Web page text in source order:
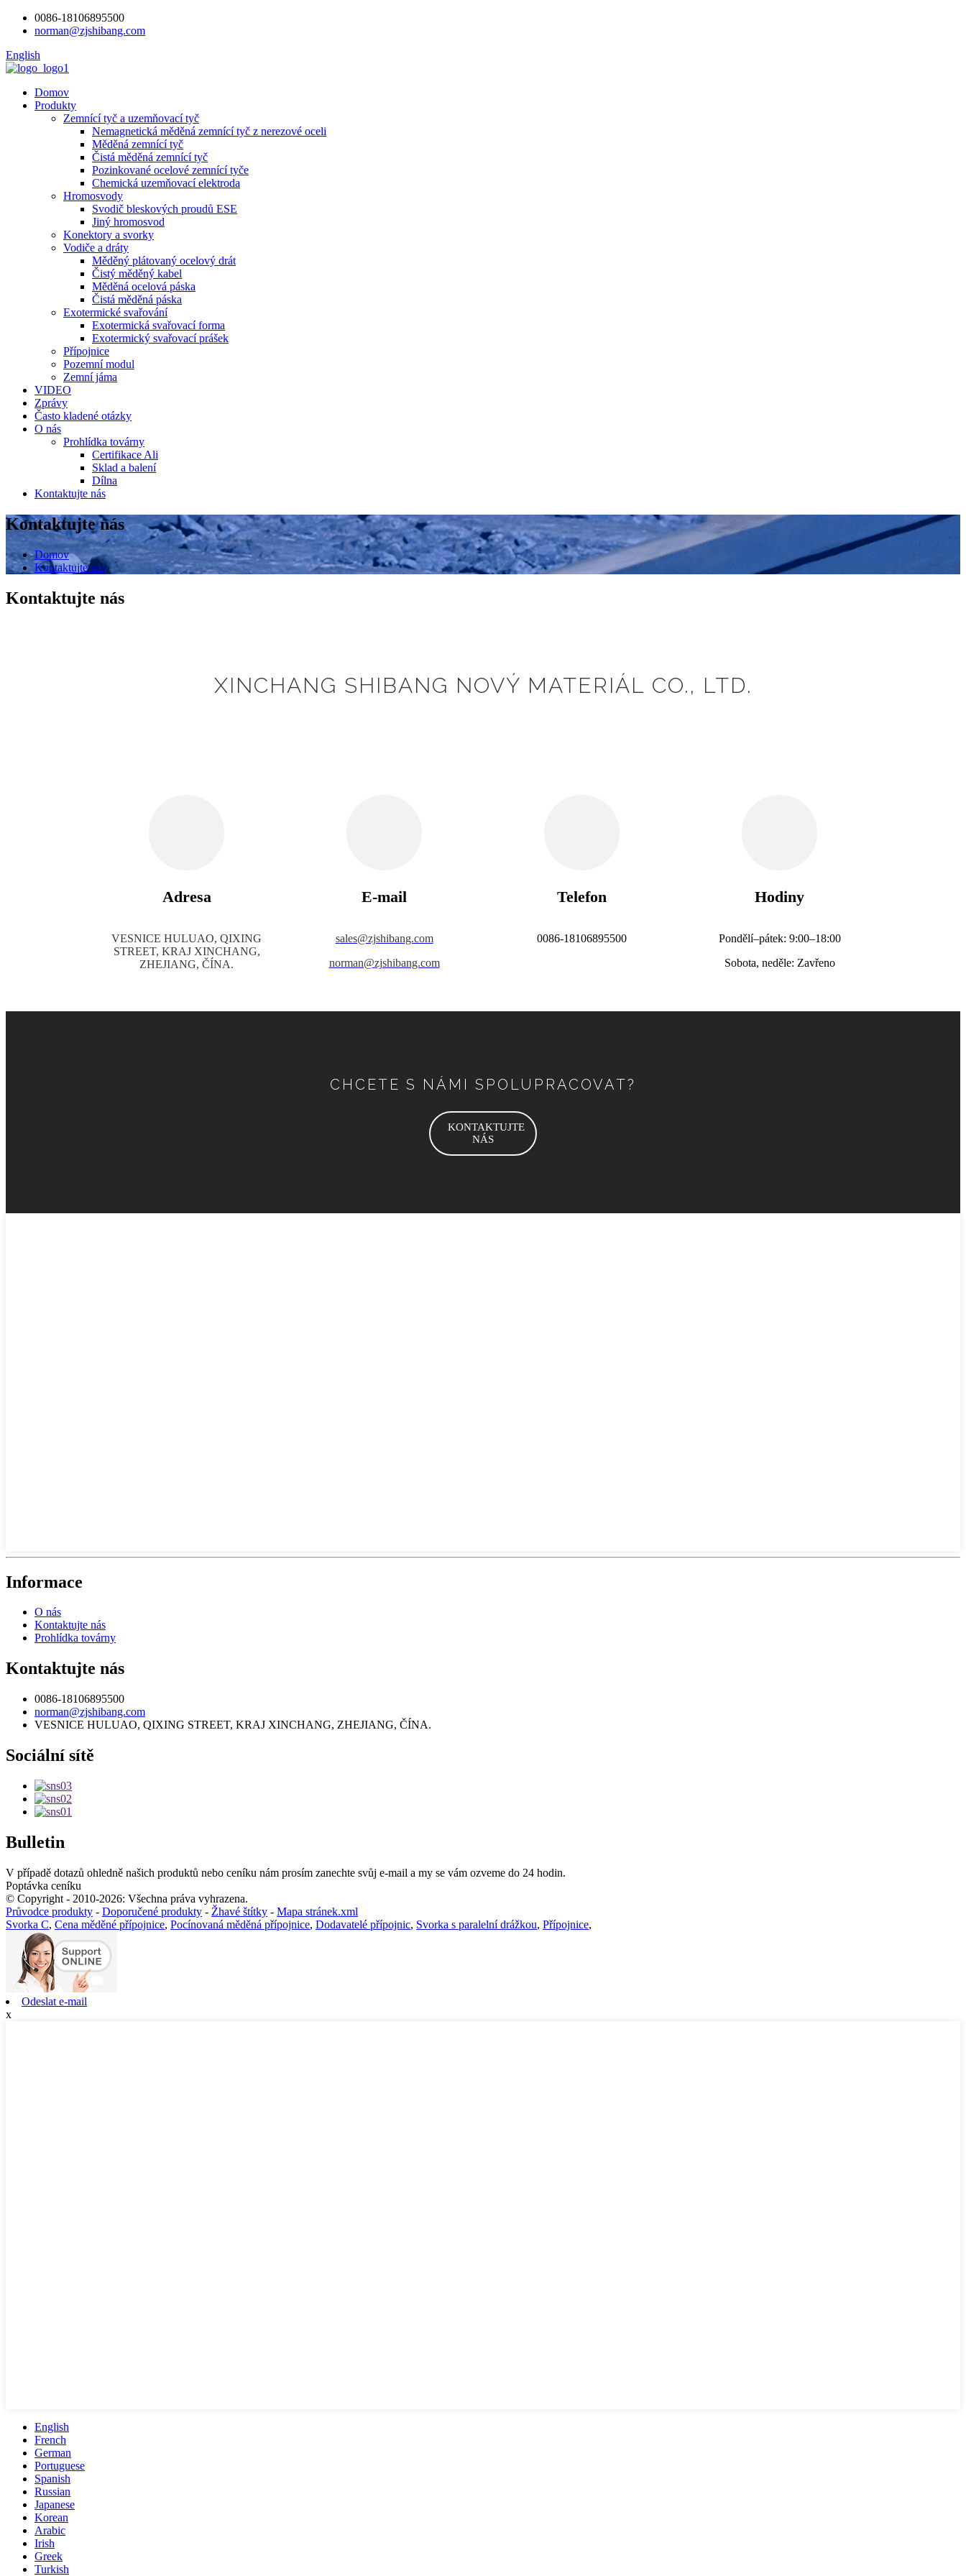
0086-18106895500
norman@zjshibang.com
English
Domov
Produkty
Zemnící tyč a uzemňovací tyč
Nemagnetická měděná zemnící tyč z nerezové oceli
Měděná zemnící tyč
Čistá měděná zemnící tyč
Pozinkované ocelové zemnící tyče
Chemická uzemňovací elektroda
Hromosvody
Svodič bleskových proudů ESE
Jiný hromosvod
Konektory a svorky
Vodiče a dráty
Měděný plátovaný ocelový drát
Čistý měděný kabel
Měděná ocelová páska
Čistá měděná páska
Exotermické svařování
Exotermická svařovací forma
Exotermický svařovací prášek
Přípojnice
Pozemní modul
Zemní jáma
VIDEO
Zprávy
Často kladené otázky
O nás
Prohlídka továrny
Certifikace Ali
Sklad a balení
Dílna
Kontaktujte nás
Kontaktujte nás
Domov
Kontaktujte nás
Kontaktujte nás
XINCHANG SHIBANG NOVÝ MATERIÁL CO., LTD.
Adresa
VESNICE HULUAO, QIXING
STREET, KRAJ XINCHANG,
ZHEJIANG, ČÍNA.
E-mail
sales@zjshibang.com
norman@zjshibang.com
Telefon
0086-18106895500
Hodiny
Pondělí–pátek: 9:00–18:00
Sobota, neděle: Zavřeno
CHCETE S NÁMI SPOLUPRACOVAT?
KONTAKTUJTE
NÁS
Informace
O nás
Kontaktujte nás
Prohlídka továrny
Kontaktujte nás
0086-18106895500
norman@zjshibang.com
VESNICE HULUAO, QIXING STREET, KRAJ XINCHANG, ZHEJIANG, ČÍNA.
Sociální sítě
Bulletin
V případě dotazů ohledně našich produktů nebo ceníku nám prosím zanechte svůj e-mail a my se vám ozveme do 24 hodin.
Poptávka ceníku
© Copyright - 2010-2026: Všechna práva vyhrazena.
Průvodce produkty - Doporučené produkty - Žhavé štítky - Mapa stránek.xml
Svorka C, Cena měděné přípojnice, Pocínovaná měděná přípojnice, Dodavatelé přípojnic, Svorka s paralelní drážkou, Přípojnice,
Odeslat e-mail
x
English
French
German
Portuguese
Spanish
Russian
Japanese
Korean
Arabic
Irish
Greek
Turkish